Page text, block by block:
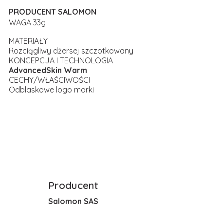
PRODUCENT SALOMON
WAGA 33g
MATERIAŁY
Rozciągliwy dżersej szczotkowany
KONCEPCJA I TECHNOLOGIA
AdvancedSkin Warm
CECHY/WŁAŚCIWOŚCI
Odblaskowe logo marki
Producent
Salomon SAS